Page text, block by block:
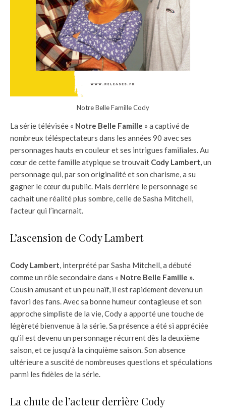
Notre Belle Famille Cody
La série télévisée « Notre Belle Famille » a captivé de
nombreux téléspectateurs dans les années 90 avec ses
personnages hauts en couleur et ses intrigues familiales. Au
cœur de cette famille atypique se trouvait Cody Lambert,un
personnage qui, par son originalité et son charisme, a su
gagner le cœur du public. Mais derrière le personnage se
cachait une réalité plus sombre, celle de Sasha Mitchell,
l’acteur qui l’incarnait.
L’ascension de Cody Lambert
Cody Lambert, interprété par Sasha Mitchell, a débuté
comme un rôle secondaire dans « Notre Belle Famille ».
Cousin amusant et un peu naïf, il est rapidement devenu un
favori des fans. Avec sa bonne humeur contagieuse et son
approche simpliste de la vie, Cody a apporté une touche de
légèreté bienvenue à la série. Sa présence a été si appréciée
qu’il est devenu un personnage récurrent dès la deuxième
saison, et ce jusqu’à la cinquième saison. Son absence
ultérieure a suscité de nombreuses questions et spéculations
parmi les fidèles de la série.
La chute de l’acteur derrière Cody